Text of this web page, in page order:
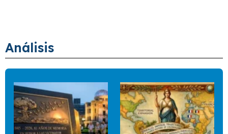
Análisis